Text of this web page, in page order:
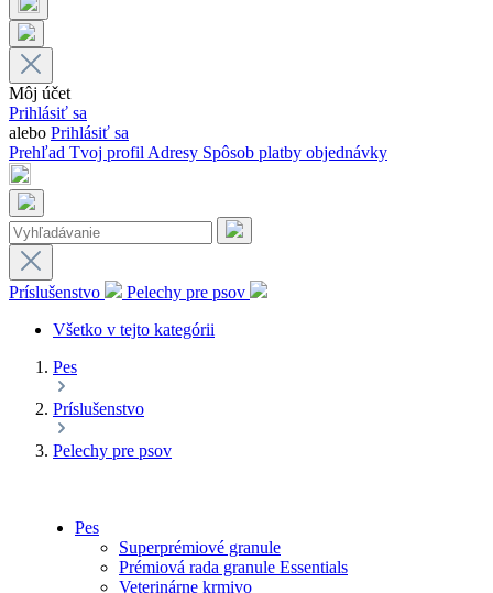
Môj účet
Prihlásiť sa
alebo Prihlásiť sa
Prehľad Tvoj profilAdresy Spôsob platby objednávky
Príslušenstvo
Pelechy pre psov
Všetko v tejto kategórii
Pes
Príslušenstvo
Pelechy pre psov
Pes
Superprémiové granule
Prémiová rada granule Essentials
Veterinárne krmivo